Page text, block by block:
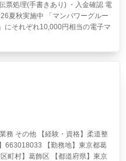
票処理(手書きあり) ・入金確認 電
夏秋実施中 「マンパワーグルー
にそれぞれ10,000円相当の電子マ
務 その他 【経験・資格】柔道整
663018033 【勤務地】東京都葛
町村】葛飾区 【都道府県】東京